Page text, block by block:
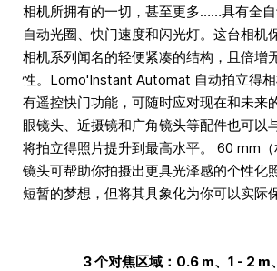
相机所拥有的一切，甚至更多……具有全自
自动光圈、快门速度和闪光灯。这台相机
相机系列闻名的轻便紧凑的结构，且倍增
性。Lomo'Instant Automat 自动拍立得
有遥控快门功能，可随时应对现在和未来
眼镜头、近摄镜和广角镜头等配件也可以
将拍立得照片提升到最高水平。 60 mm（
镜头可帮助你拍摄出更具光泽感的个性化
短暂的梦想，但将其具象化为你可以实际
3 个对焦区域：0.6 m、1 - 2 m